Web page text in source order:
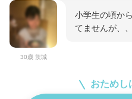
30歳 茨城
小学生の頃か
てませんが、、
おためし